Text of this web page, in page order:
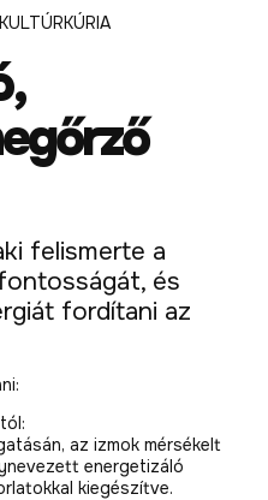
felismerte a
és
fordítani az
az izmok mérsékelt
energetizáló
kiegészítve.